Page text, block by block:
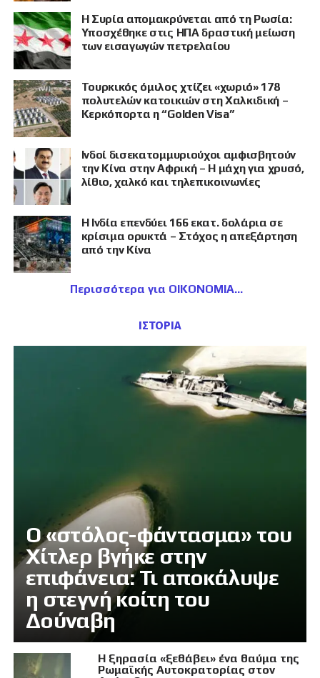
Η Συρία απομακρύνεται από τη Ρωσία:
Υποσχέθηκε στις ΗΠΑ δραστική μείωση
των εισαγωγών πετρελαίου
Τουρκικός όμιλος χτίζει «χωριό» 178
πολυτελών κατοικιών στη Χαλκιδική –
Κερκόπορτα η “Golden Visa”
Ινδοί δισεκατομμυριούχοι αμφισβητούν
την Κίνα στην Αφρική – Η μάχη για χρυσό,
λίθιο, χαλκό και τηλεπικοινωνίες
Η Ινδία επενδύει 166 εκατ. δολάρια σε
κρίσιμα ορυκτά – Στόχος η απεξάρτηση
από την Κίνα
Περισσότερα για ΟΙΚΟΝΟΜΙΑ
ΙΣΤΟΡΙΑ
Ο «στόλος-φάντασμα» του
Χίτλερ βγήκε στην
επιφάνεια: Τι αποκάλυψε
η στεγνή κοίτη του
Δούναβη
Η ξηρασία «ξεθάβει» ένα θαύμα της
Ρωμαϊκής Αυτοκρατορίας στον